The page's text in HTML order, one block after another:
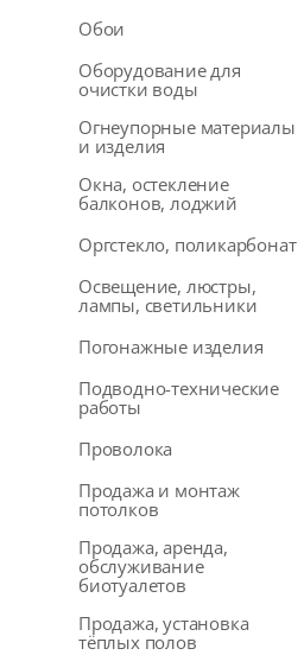
Обои
Оборудование для
очистки воды
Огнеупорные материалы
и изделия
Окна, остекление
балконов, лоджий
Оргстекло, поликарбонат
Освещение, люстры,
лампы, светильники
Погонажные изделия
Подводно-технические
работы
Проволока
Продажа и монтаж
потолков
Продажа, аренда,
обслуживание
биотуалетов
Продажа, установка
тёплых полов